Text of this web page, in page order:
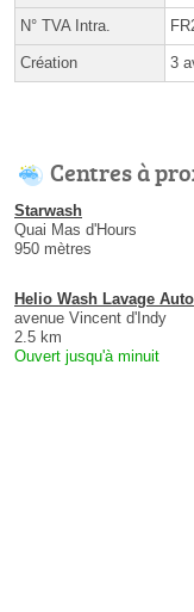
N° TVA Intra.
Création 3
Centres à
Starwash
Quai Mas d'Hours
950 mètres
Helio Wash Lavage Auto
avenue Vincent d'Indy
2.5 km
Ouvert jusqu'à minuit